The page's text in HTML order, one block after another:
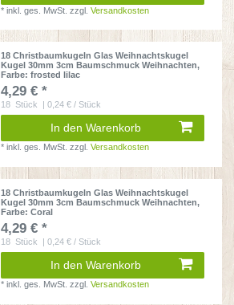
*inkl. ges. MwSt. zzgl.Versandkosten
18 Christbaumkugeln Glas Weihnachtskugel
Kugel 30mm 3cm Baumschmuck Weihnachten,
Farbe: frosted lilac
4,29 € *
18 Stück | 0,24 € / Stück
In den Warenkorb
*inkl. ges. MwSt. zzgl.Versandkosten
18 Christbaumkugeln Glas Weihnachtskugel
Kugel 30mm 3cm Baumschmuck Weihnachten,
Farbe: Coral
4,29 € *
18 Stück | 0,24 € / Stück
In den Warenkorb
*inkl. ges. MwSt. zzgl.Versandkosten